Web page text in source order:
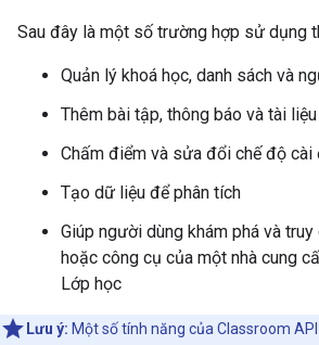
Sau đây là một số trường hợp sử dụng
Quản lý khoá học, danh sách và
Thêm bài tập, thông báo và tài
Chấm điểm và sửa đổi chế độ
Tạo dữ liệu để phân tích
Giúp người dùng khám phá và
hoặc công cụ của một nhà cung
Lớp học
Lưu ý: Một số tính năng của Classroom